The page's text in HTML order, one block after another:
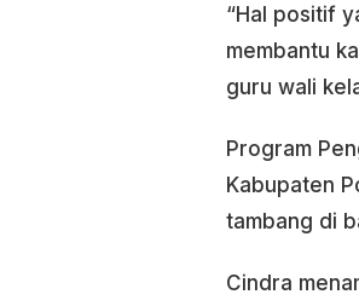
“Hal positif
membantu
guru wali
Program
Kabupaten
tambang di
Cindra